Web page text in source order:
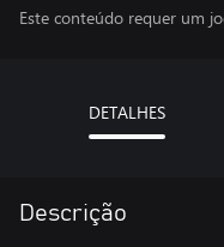
Este conteúdo requer um
DETALHES
Descrição